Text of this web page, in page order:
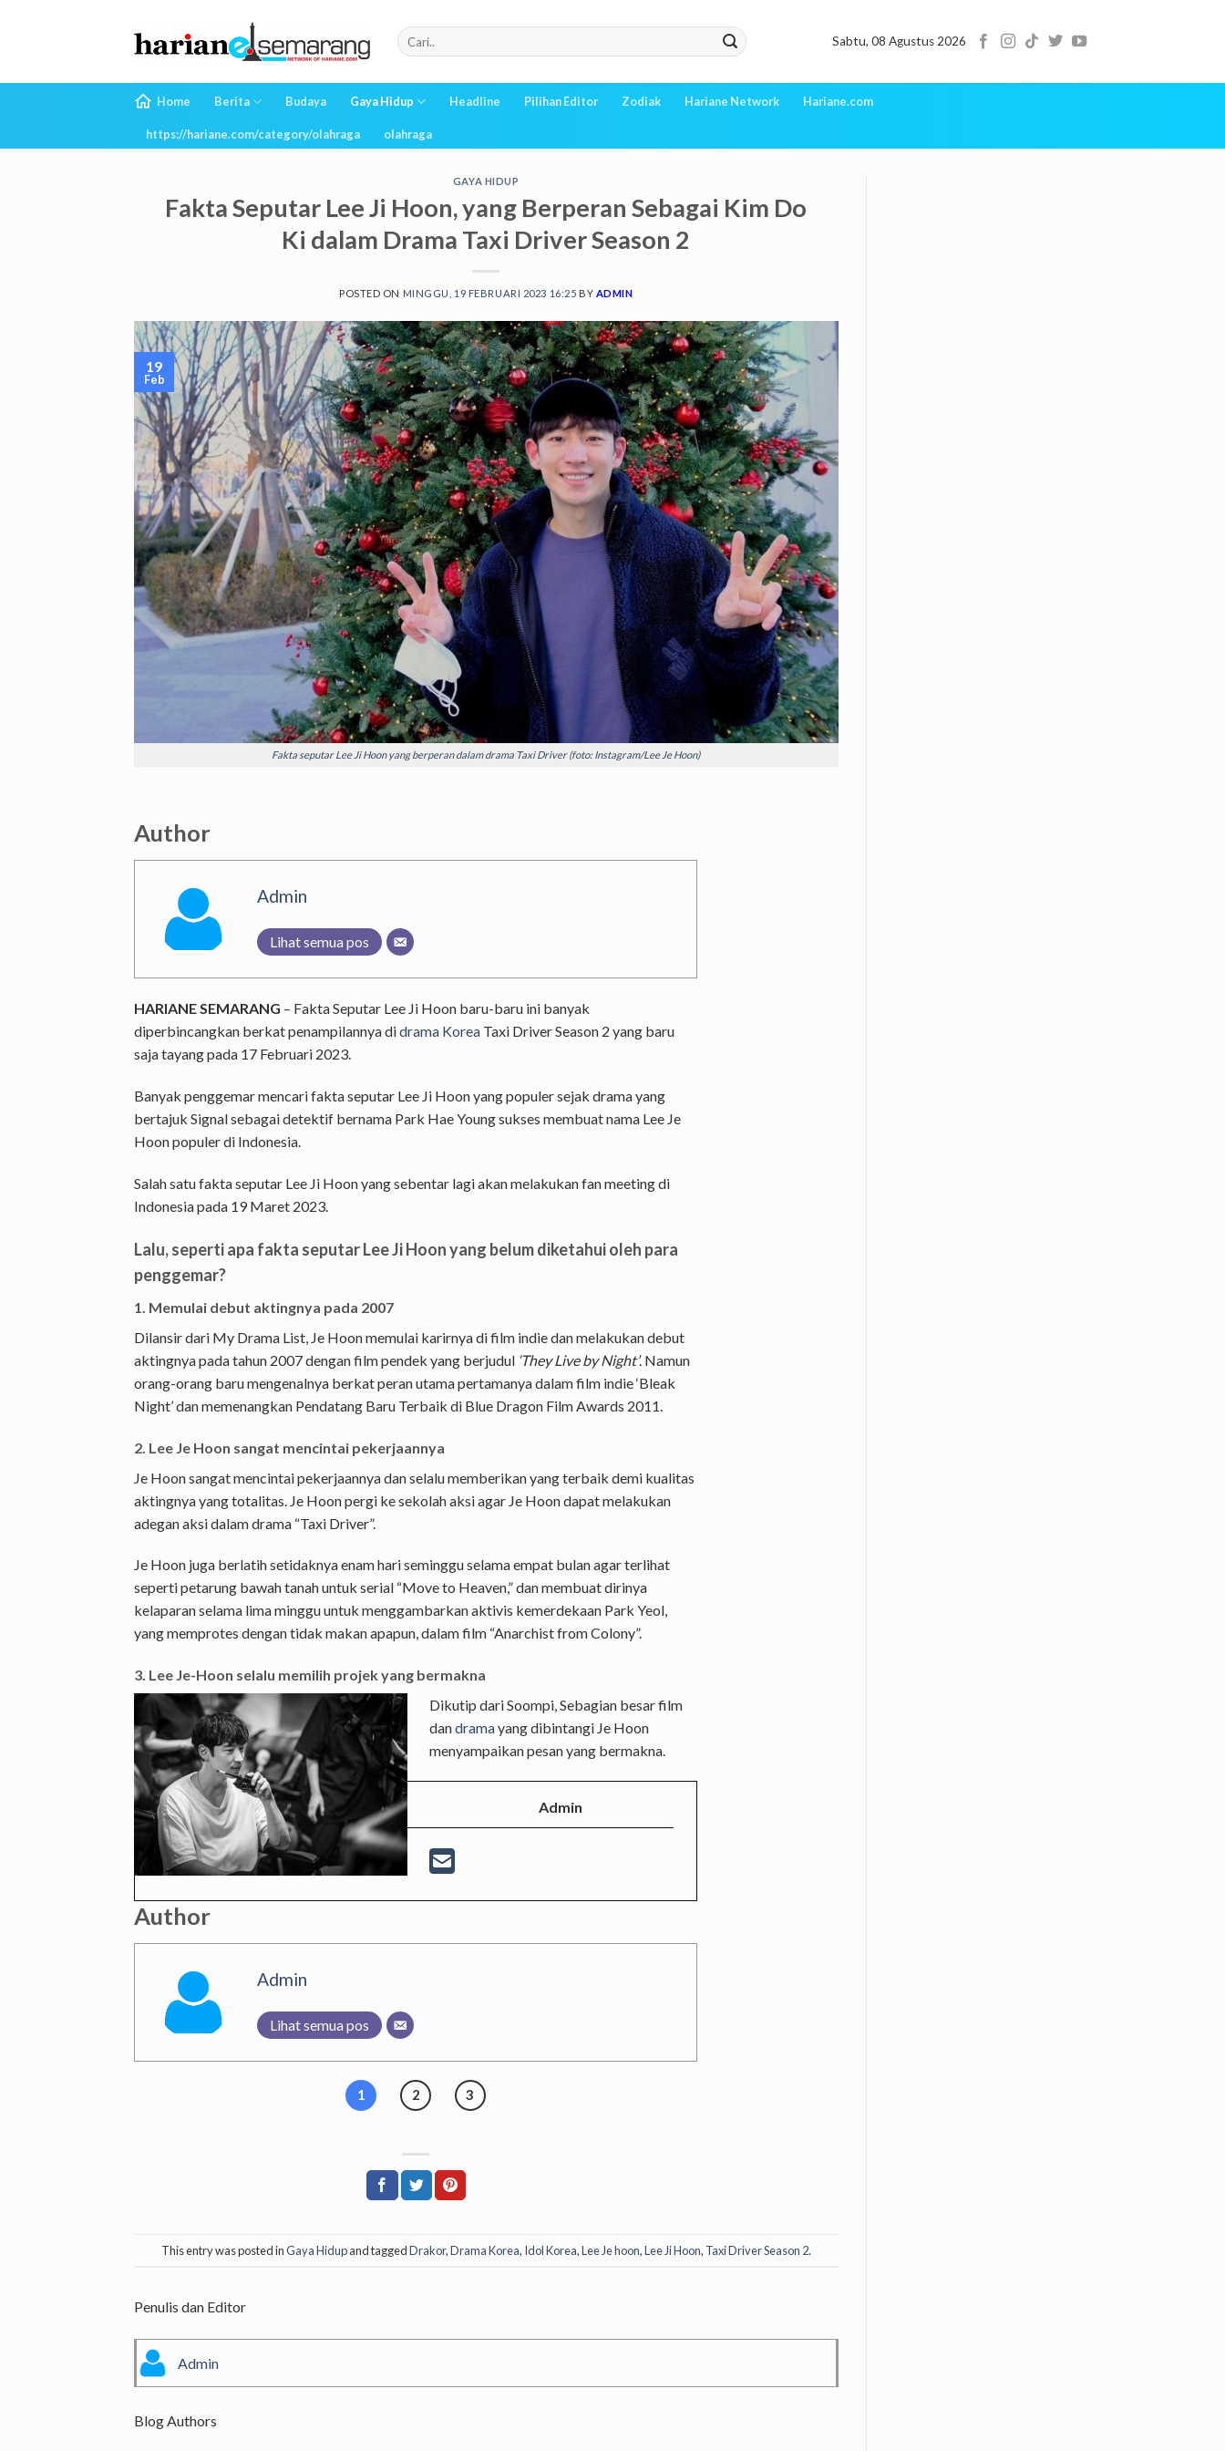
Sabtu, 08 Agustus 2026
Home Berita Budaya Gaya Hidup Headline Pilihan Editor Zodiak Hariane Network Hariane.com
https://hariane.com/category/olahraga olahraga
GAYA HIDUP
Fakta Seputar Lee Ji Hoon, yang Berperan Sebagai Kim Do
Ki dalam Drama Taxi Driver Season 2
POSTED ON MINGGU, 19 FEBRUARI 2023 16:25 BY ADMIN
Fakta seputar Lee Ji Hoon yang berperan dalam drama Taxi Driver (foto: Instagram/Lee Je Hoon)
19
Feb
Author
Admin
Lihat semua pos
HARIANE SEMARANG – Fakta Seputar Lee Ji Hoon baru-baru ini banyak
diperbincangkan berkat penampilannya didrama Korea Taxi Driver Season 2 yang baru
saja tayang pada 17 Februari 2023.
Banyak penggemar mencari fakta seputar Lee Ji Hoon yang populer sejak drama yang
bertajuk Signal sebagai detektif bernama Park Hae Young sukses membuat nama Lee Je
Hoon populer di Indonesia.
Salah satu fakta seputar Lee Ji Hoon yang sebentar lagi akan melakukan fan meeting di
Indonesia pada 19 Maret 2023.
Lalu, seperti apa fakta seputar Lee Ji Hoon yang belum diketahui oleh para
penggemar?
1. Memulai debut aktingnya pada 2007
Dilansir dari My Drama List, Je Hoon memulai karirnya di film indie dan melakukan debut
aktingnya pada tahun 2007 dengan film pendek yang berjudul ‘They Live by Night’. Namun
orang-orang baru mengenalnya berkat peran utama pertamanya dalam film indie ‘Bleak
Night’ dan memenangkan Pendatang Baru Terbaik di Blue Dragon Film Awards 2011.
2. Lee Je Hoon sangat mencintai pekerjaannya
Je Hoon sangat mencintai pekerjaannya dan selalu memberikan yang terbaik demi kualitas
aktingnya yang totalitas. Je Hoon pergi ke sekolah aksi agar Je Hoon dapat melakukan
adegan aksi dalam drama “Taxi Driver”.
Je Hoon juga berlatih setidaknya enam hari seminggu selama empat bulan agar terlihat
seperti petarung bawah tanah untuk serial “Move to Heaven,” dan membuat dirinya
kelaparan selama lima minggu untuk menggambarkan aktivis kemerdekaan Park Yeol,
yang memprotes dengan tidak makan apapun, dalam film “Anarchist from Colony”.
3. Lee Je-Hoon selalu memilih projek yang bermakna
Dikutip dari Soompi, Sebagian besar film
dandramayang dibintangi Je Hoon
menyampaikan pesan yang bermakna.
Admin
Author
Admin
Lihat semua pos
1 2 3
This entry was posted inGaya Hidupand taggedDrakor,Drama Korea, Idol Korea,Lee Je hoon,Lee Ji Hoon, Taxi Driver Season 2.
Penulis dan Editor
Admin
Blog Authors